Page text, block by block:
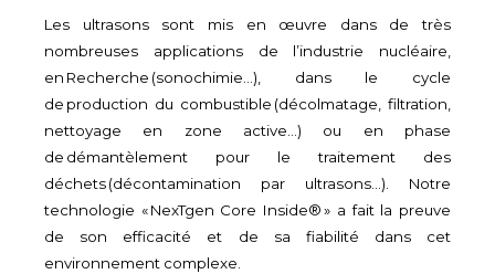
Les ultrasons sont mis en œuvre dans de très
nombreuses applications de l’industrie nucléaire,
en Recherche (sonochimie…), dans le cycle
de production du combustible (décolmatage, filtration,
nettoyage en zone active…) ou en phase
de démantèlement pour le traitement des
déchets(décontamination par ultrasons…).
Notre
technologie «NexTgen Core Inside®» a fait la preuve
de son efficacité et de sa fiabilité dans cet
environnement complexe.